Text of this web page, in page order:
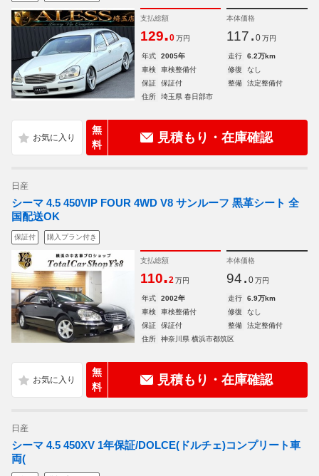
支払総額
129.0 万円
本体価格
117. 0 万円
年式 2005年 走行
6.2万km
車検
車検整備付 修復
なし
保証
保証付 整備
法定整備付
住所
埼玉県 春日部市
無
料
見積もり・在庫確認
日産
シーマ 4.5 450VIP FOUR 4WD V8 サンルーフ 黒革シート 全
国配送OK
保証付 購入プラン付き
支払総額
110.2 万円
本体価格
94. 0 万円
年式 2002年 走行
6.9万km
車検
車検整備付 修復
なし
保証
保証付 整備
法定整備付
住所
神奈川県 横浜市都筑区
無
料
見積もり・在庫確認
日産
シーマ 4.5 450XV 1年保証/DOLCE(ドルチェ)コンプリート車
両(